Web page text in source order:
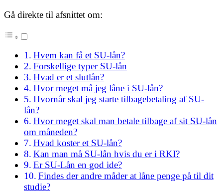
Gå direkte til afsnittet om:
Hvem kan få et SU-lån?
Forskellige typer SU-lån
Hvad er et slutlån?
Hvor meget må jeg låne i SU-lån?
Hvornår skal jeg starte tilbagebetaling af SU-
lån?
Hvor meget skal man betale tilbage af sit SU-lån
om måneden?
Hvad koster et SU-lån?
Kan man må SU-lån hvis du er i RKI?
Er SU-Lån en god ide?
Findes der andre måder at låne penge på til dit
studie?